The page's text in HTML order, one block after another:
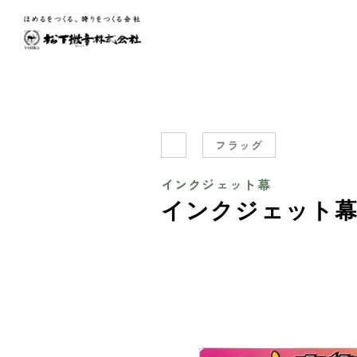
フラッグ
インクジェット幕
インクジェット